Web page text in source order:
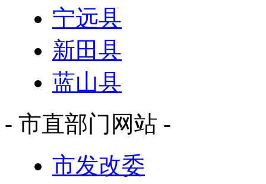
宁远县
新田县
蓝山县
- 市直部门网站 -
市发改委